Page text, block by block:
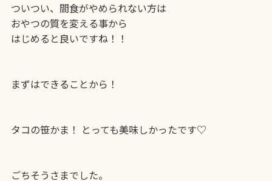
ついつい、間食がやめられない方は
おやつの質を変える事から
はじめると良いですね！！
まずはできることから！
タコの笹かま！ とっても美味しかったです♡
ごちそうさまでした。